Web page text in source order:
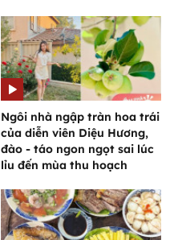
Ngôi nhà ngập tràn hoa trái
của diễn viên Diệu Hương,
đào - táo ngon ngọt sai lúc
lỉu đến mùa thu hoạch